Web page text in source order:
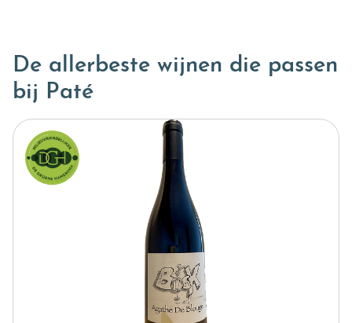
De allerbeste wijnen die passen
bij Paté